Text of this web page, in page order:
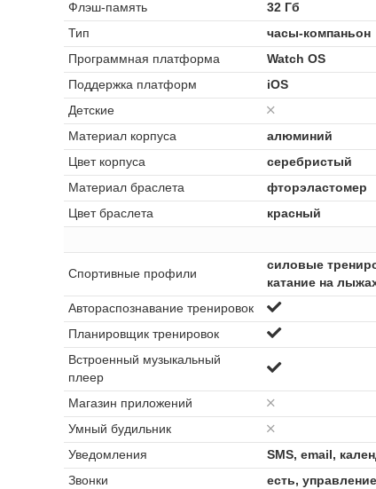
Флэш-память
32 Гб
Тип
часы-компаньон
Программная платформа
Watch OS
Поддержка платформ
iOS
Детские
Материал корпуса
алюминий
Цвет корпуса
серебристый
Материал браслета
фторэластомер
Цвет браслета
красный
Спортивные профили
силовые
катание на
Автораспознавание тренировок
Планировщик тренировок
Встроенный музыкальный
плеер
Магазин приложений
Умный будильник
Уведомления
SMS, email,
Звонки
есть,